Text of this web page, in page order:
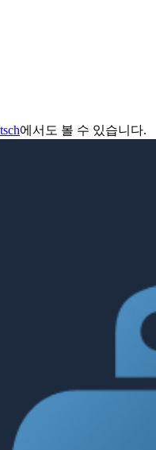
에서도 볼 수 있습니다.